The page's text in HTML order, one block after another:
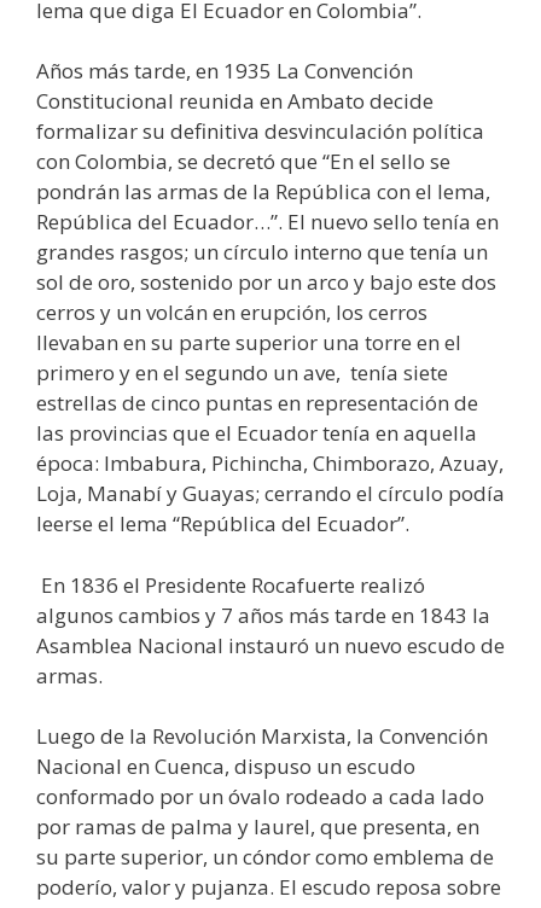
lema que diga El Ecuador en Colombia”.
Años más tarde, en 1935 La Convención
Constitucional reunida en Ambato decide
formalizar su definitiva desvinculación política
con Colombia, se decretó que “En el sello se
pondrán las armas de la República con el lema,
República del Ecuador…”. El nuevo sello tenía en
grandes rasgos; un círculo interno que tenía un
sol de oro, sostenido por un arco y bajo este dos
cerros y un volcán en erupción, los cerros
llevaban en su parte superior una torre en el
primero y en el segundo un ave, tenía siete
estrellas de cinco puntas en representación de
las provincias que el Ecuador tenía en aquella
época: Imbabura, Pichincha, Chimborazo, Azuay,
Loja, Manabí y Guayas; cerrando el círculo podía
leerse el lema “República del Ecuador”.
En 1836 el Presidente Rocafuerte realizó
algunos cambios y 7 años más tarde en 1843 la
Asamblea Nacional instauró un nuevo escudo de
armas.
Luego de la Revolución Marxista, la Convención
Nacional en Cuenca, dispuso un escudo
conformado por un óvalo rodeado a cada lado
por ramas de palma y laurel, que presenta, en
su parte superior, un cóndor como emblema de
poderío, valor y pujanza. El escudo reposa sobre